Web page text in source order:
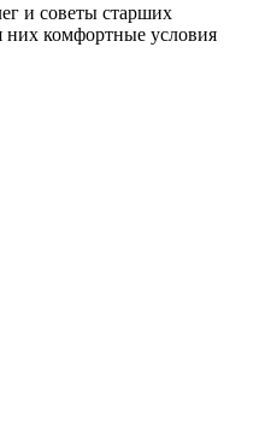
и советы старших
них комфортные условия